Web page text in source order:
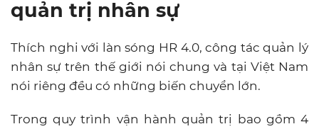
quản trị nhân sự
Thích nghi với làn sóng HR 4.0, công tác quản lý
nhân sự trên thế giới nói chung và tại Việt Nam
nói riêng đều có những biến chuyển lớn.
Trong quy trình vận hành quản trị bao gồm 4